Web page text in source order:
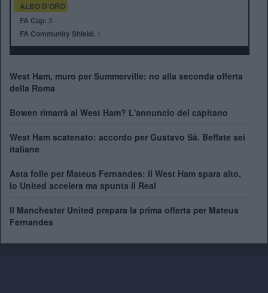
ALBO D'ORO
FA Cup: 3
FA Community Shield: 1
West Ham, muro per Summerville: no alla seconda offerta
della Roma
Bowen rimarrà al West Ham? L'annuncio del capitano
West Ham scatenato: accordo per Gustavo Sá. Beffate sei
italiane
Asta folle per Mateus Fernandes: il West Ham spara alto,
lo United accelera ma spunta il Real
Il Manchester United prepara la prima offerta per Mateus
Fernandes